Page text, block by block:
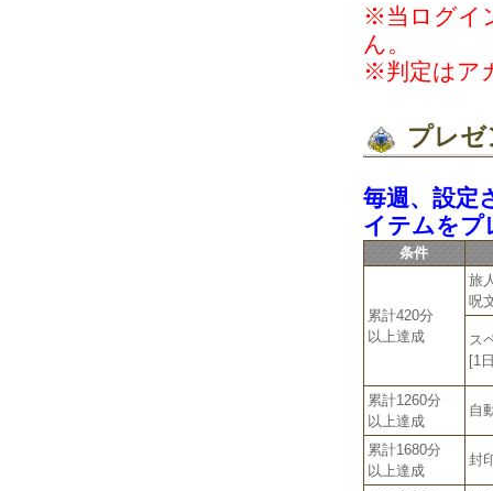
※当ログイ
ん。
※判定はア
プレ
毎週、設定
イテムをプ
条件
累計420分
以上達成
旅
呪
ス
[1
累計1260分
以上達成
自
累計1680分
以上達成
封